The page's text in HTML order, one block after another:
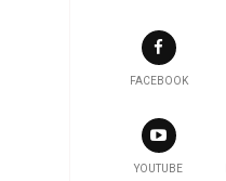
FACEBOOK
YOUTUBE